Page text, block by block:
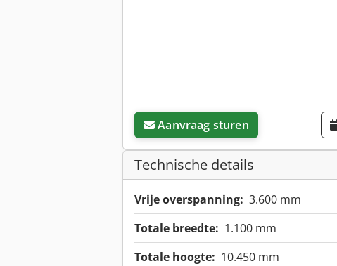
Aanvraag sturen
Technische details
Vrije overspanning: 3.600 mm
Totale breedte: 1.100 mm
Totale hoogte: 10.450 mm